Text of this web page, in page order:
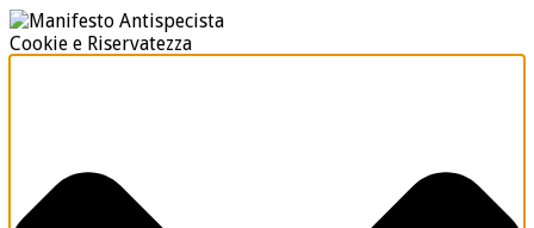
Cookie e Riservatezza